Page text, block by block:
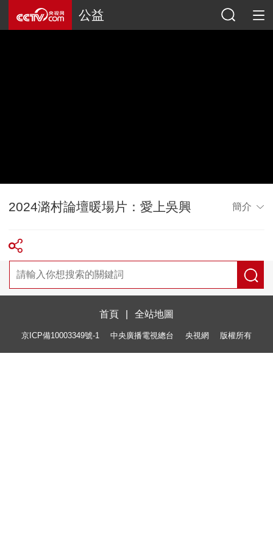
公益
2024潞村論壇暖場片：愛上吳興 簡介
首頁 全站地圖
京ICP備10003349號-1 中央廣播電視總台 央視網 版權所有